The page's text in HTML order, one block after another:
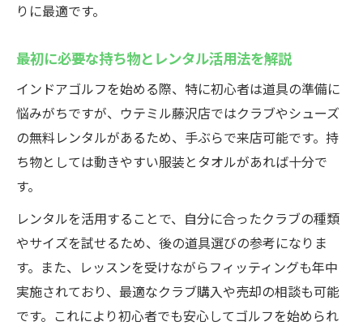
りに最適です。
最初に必要な持ち物とレンタル活用法を解説
インドアゴルフを始める際、特に初心者は道具の準備に
悩みがちですが、ウテミル藤沢店ではクラブやシューズ
の無料レンタルがあるため、手ぶらで来店可能です。持
ち物としては動きやすい服装とタオルがあれば十分で
す。
レンタルを活用することで、自分に合ったクラブの種類
やサイズを試せるため、後の道具選びの参考になりま
す。また、レッスンを受けながらフィッティングも年中
実施されており、最適なクラブ購入や売却の相談も可能
です。これにより初心者でも安心してゴルフを始められ